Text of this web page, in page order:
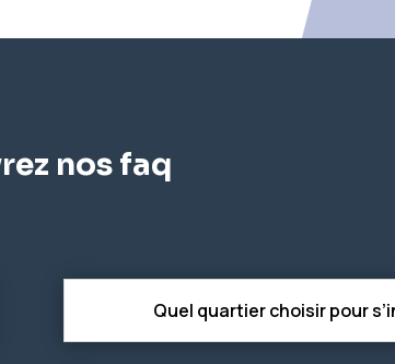
nos faq
Quel quartier choisir pour